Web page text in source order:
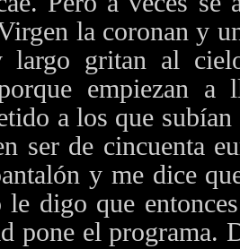
la coronan y
largo gritan al
porque empiezan
a los que
ser de cincuenta
y me dice
digo que
pone el programa.